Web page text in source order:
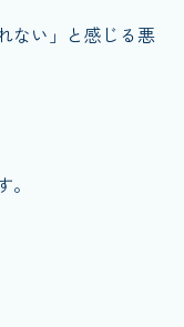
ない」と感じる悪